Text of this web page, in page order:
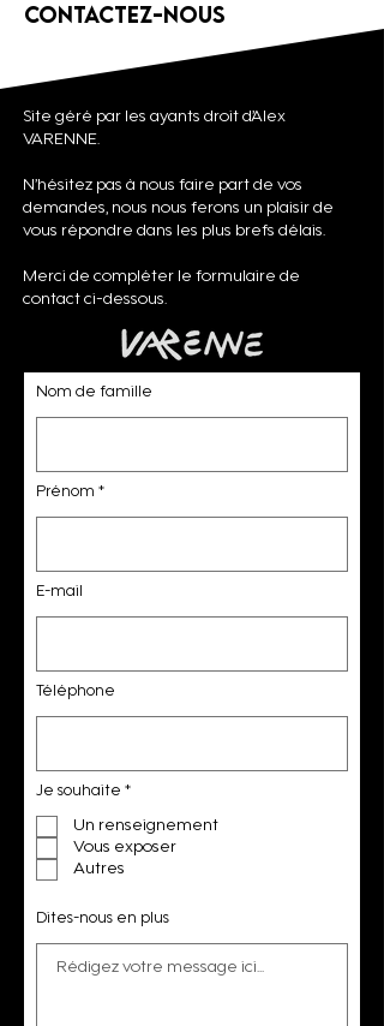
Contactez-nous
Site géré par les ayants droit d’Alex
VARENNE.
N’hésitez pas à nous faire part de vos
demandes, nous nous ferons un plaisir de
vous répondre dans les plus brefs délais.
Merci de compléter le formulaire de
contact ci-dessous.
Nom de famille
Prénom
E-mail
Téléphone
Je souhaite *O
l
g
i
e
Un renseignement
Vous exposer
Autres
Dites-nous en plus